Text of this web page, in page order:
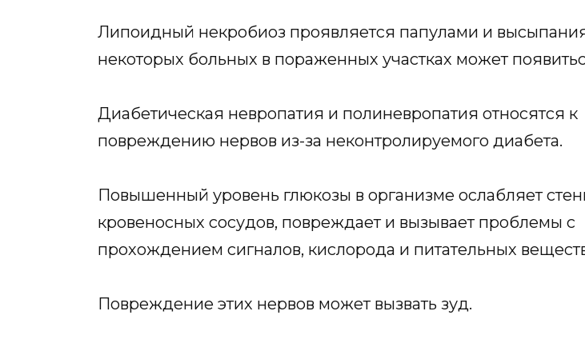
Липоидный некробиоз проявляется папулами и
некоторых больных в пораженных участках может
Диабетическая невропатия и полиневропатия относятся к
повреждению нервов из-за неконтролируемого диабета.
Повышенный уровень глюкозы в организме ослабляет
кровеносных сосудов, повреждает и вызывает проблемы с
прохождением сигналов, кислорода и питательных
Повреждение этих нервов может вызвать зуд.